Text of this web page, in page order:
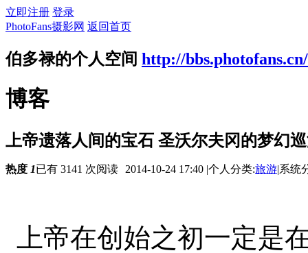
立即注册 登录
PhotoFans摄影网 返回首页
伯多禄的个人空间 http://
博客
上帝遗落人间的宝石 圣沃尔夫冈的梦幻
热度 1已有 3141 次阅读 2014-10-24 17:40 |个人分类:旅游|系统
上帝在创始之初一定是